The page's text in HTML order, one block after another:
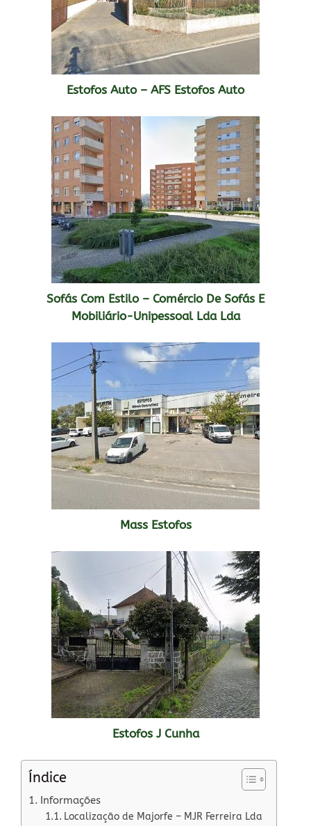
Estofos Auto – AFS Estofos Auto
Sofás Com Estilo – Comércio De Sofás E
Mobiliário-Unipessoal Lda Lda
Mass Estofos
Estofos J Cunha
Índice
Informações
Localização de Majorfe – MJR Ferreira Lda